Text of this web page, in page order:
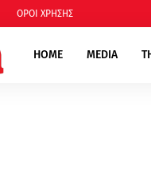
ΟΡΟΙ ΧΡΗΣΗΣ
HOME MEDIA